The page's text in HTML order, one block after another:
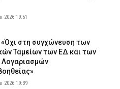
2026 19:51
στη συγχώνευση των
Ταμείων των ΕΔ και των
Λογαριασμών
2026 19:39